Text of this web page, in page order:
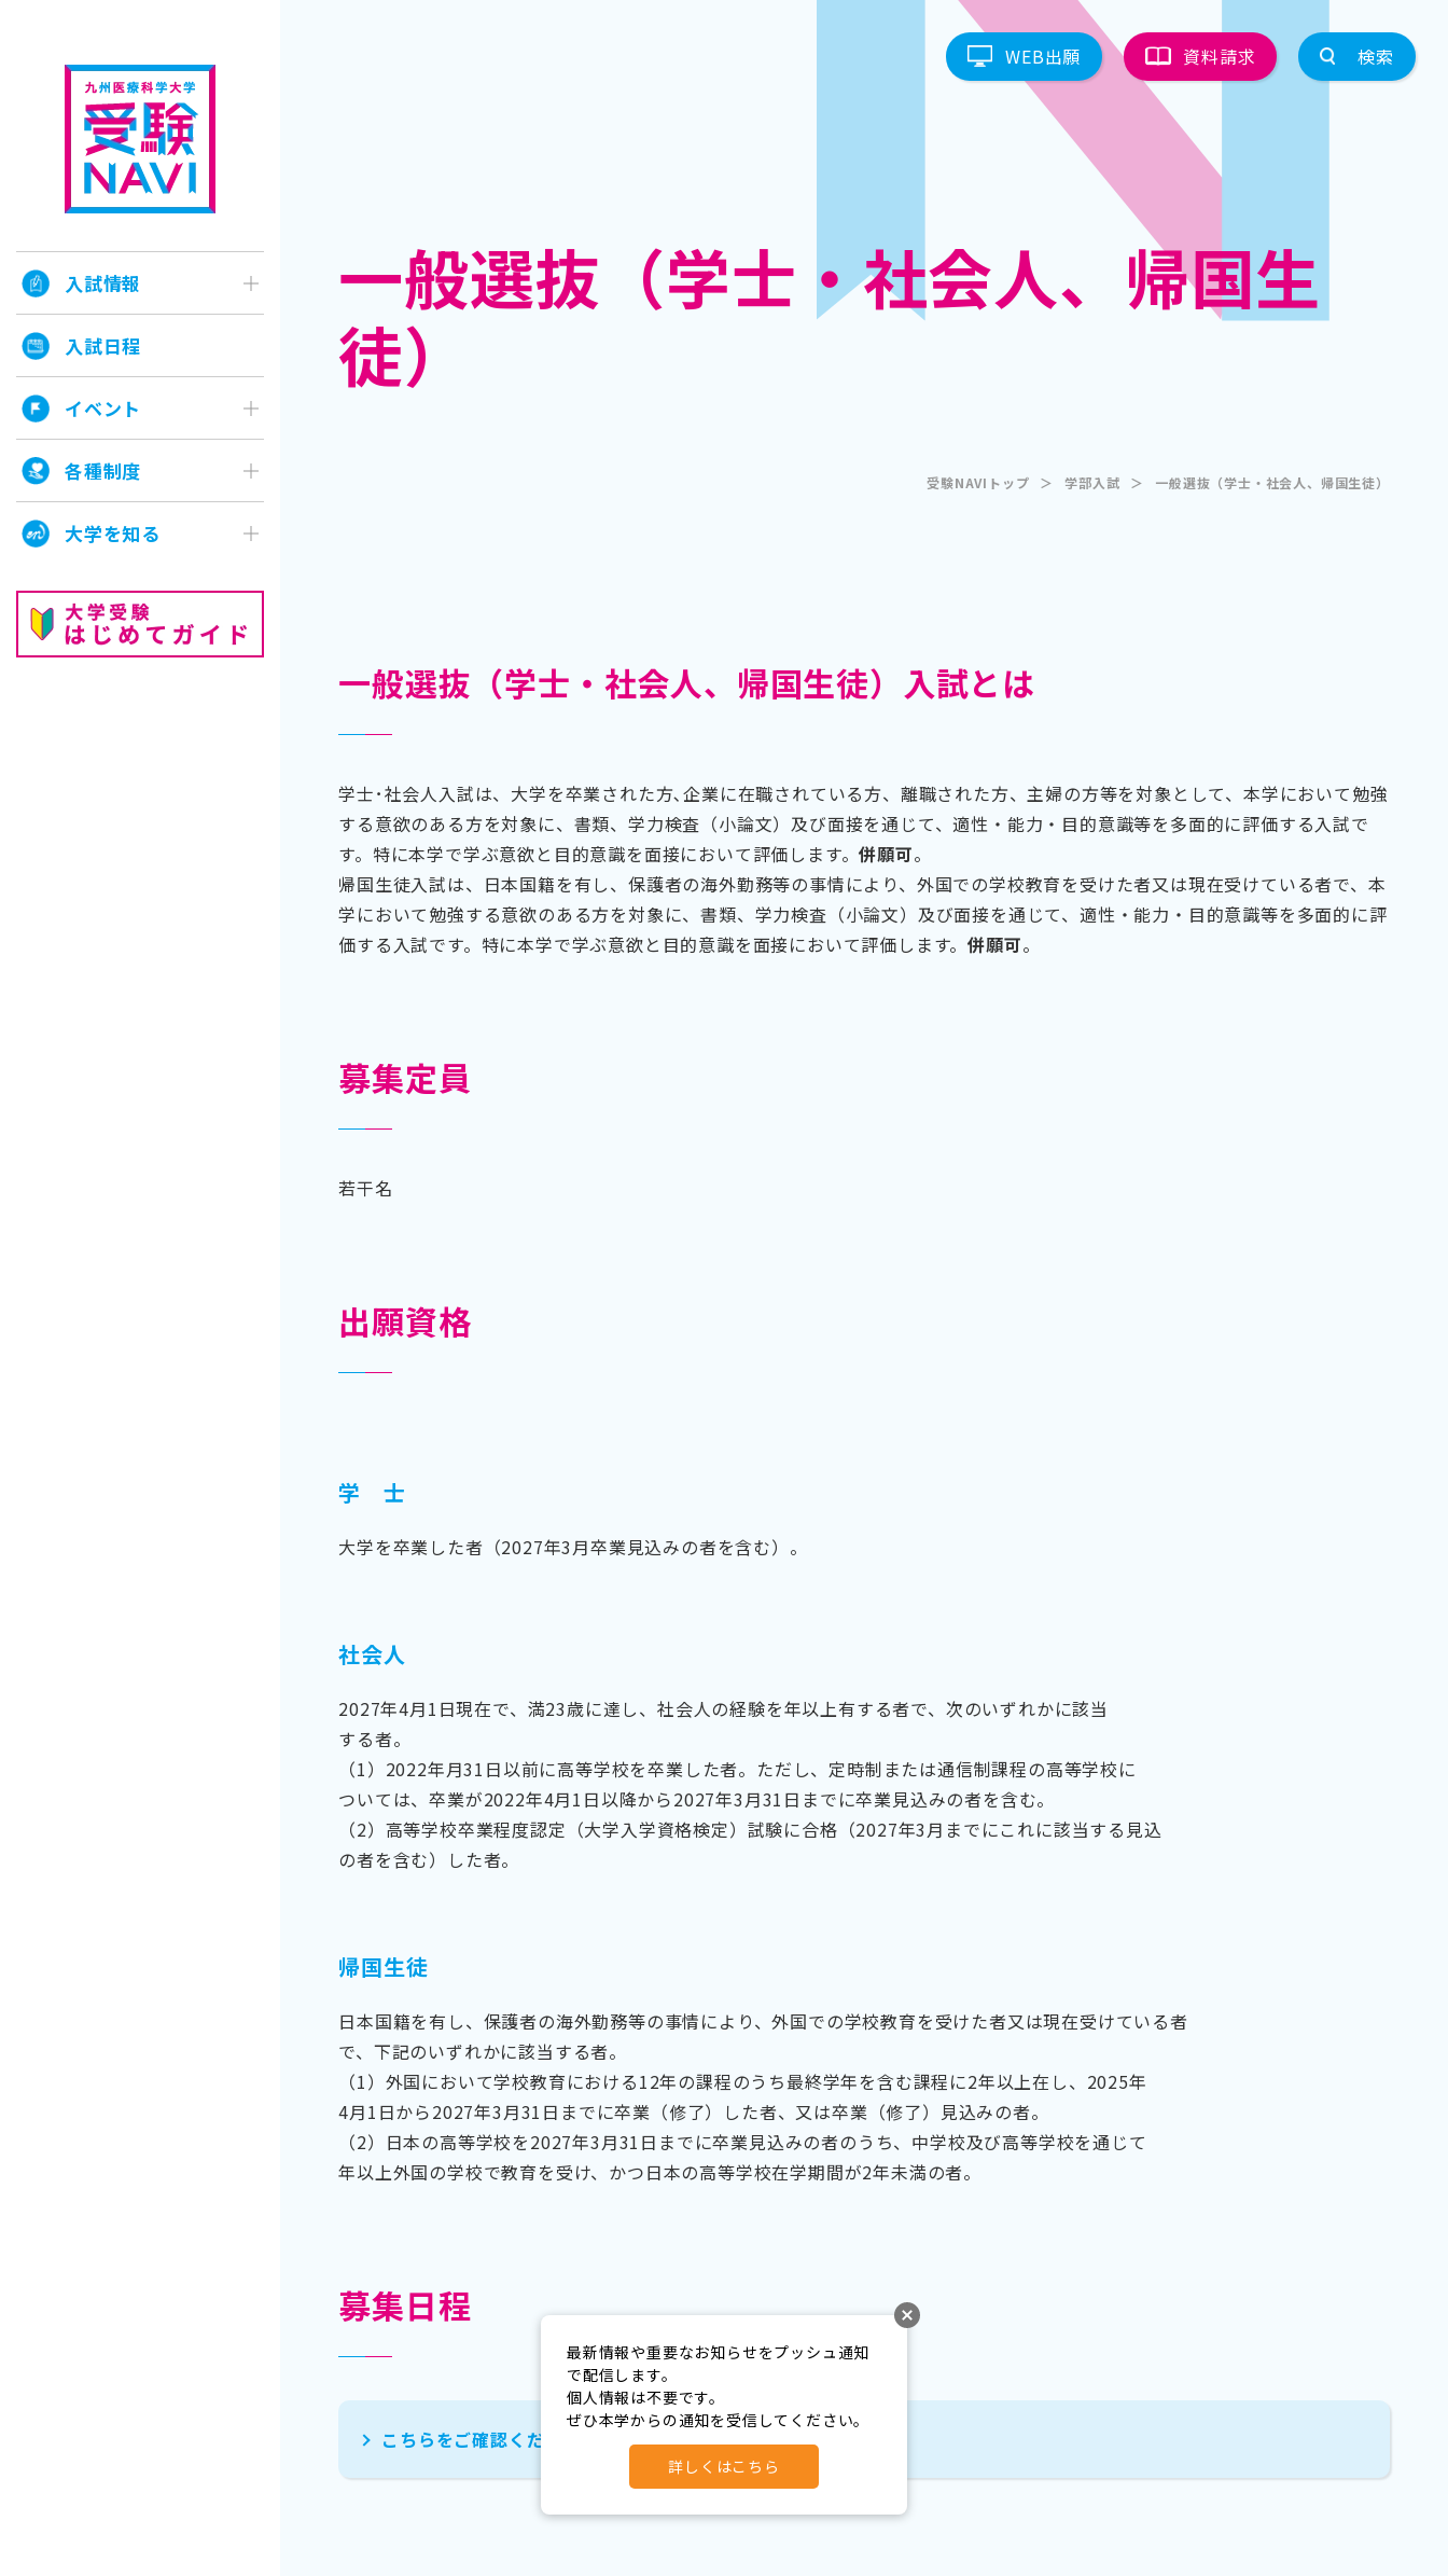
WEB出願 資料請求 検索
入試情報
入試日程
イベント
各種制度
大学を知る
一般選抜（学士・社会人、帰国生
徒）
受験NAVIトップ ＞ 学部入試 ＞ 一般選抜（学士・社会人、帰国生徒）
一般選抜（学士・社会人、帰国生徒）入試とは
学士･社会人入試は、大学を卒業された方､企業に在職されている方、離職された方、主婦の方等を対象として、本学において勉強
する意欲のある方を対象に、書類、学力検査（小論文）及び面接を通じて、適性・能力・目的意識等を多面的に評価する入試で
す。特に本学で学ぶ意欲と目的意識を面接において評価します。併願可。
帰国生徒入試は、日本国籍を有し、保護者の海外勤務等の事情により、外国での学校教育を受けた者又は現在受けている者で、本
学において勉強する意欲のある方を対象に、書類、学力検査（小論文）及び面接を通じて、適性・能力・目的意識等を多面的に評
価する入試です。特に本学で学ぶ意欲と目的意識を面接において評価します。併願可。
募集定員
若干名
出願資格
学 士
大学を卒業した者（2027年3月卒業見込みの者を含む）。
社会人
2027年4月1日現在で、満23歳に達し、社会人の経験を年以上有する者で、次のいずれかに該当
する者。
（1）2022年月31日以前に高等学校を卒業した者。ただし、定時制または通信制課程の高等学校に
ついては、卒業が2022年4月1日以降から2027年3月31日までに卒業見込みの者を含む。
（2）高等学校卒業程度認定（大学入学資格検定）試験に合格（2027年3月までにこれに該当する見込
の者を含む）した者。
帰国生徒
日本国籍を有し、保護者の海外勤務等の事情により、外国での学校教育を受けた者又は現在受けている者
で、下記のいずれかに該当する者。
（1）外国において学校教育における12年の課程のうち最終学年を含む課程に2年以上在し、2025年
4月1日から2027年3月31日までに卒業（修了）した者、又は卒業（修了）見込みの者。
（2）日本の高等学校を2027年3月31日までに卒業見込みの者のうち、中学校及び高等学校を通じて
年以上外国の学校で教育を受け、かつ日本の高等学校在学期間が2年未満の者。
募集日程
こちらをご確認ください
最新情報や重要なお知らせをプッシュ通知
で配信します。
個人情報は不要です。
ぜひ本学からの通知を受信してください。
詳しくはこちら